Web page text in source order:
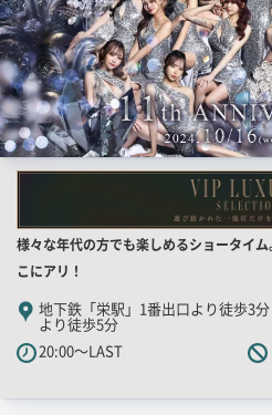
店
舗
PR
キ
ャ
チ
様々な年代の方でも楽しめるショータイ
こにアリ！
地下鉄「栄駅」1番出口より徒歩3
より徒歩5分
20:00～LAST